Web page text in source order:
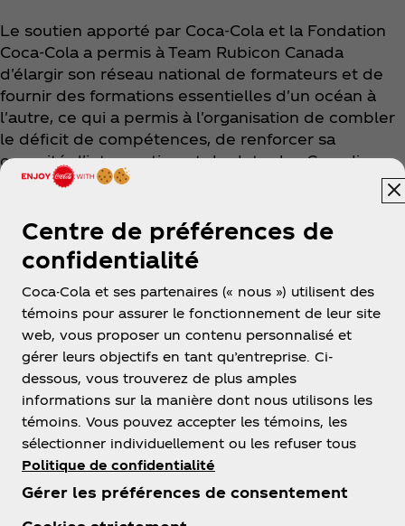
Le soutien apporté par Coca‑Cola et la Fondation
Coca‑Cola a permis à Team Rubicon Canada
d'élargir son réseau national de formateurs et de
fournir des formations essentielles d'un océan à
l'autre, ce qui a permis à l'organisation de combler
le déficit de compétences, de renforcer sa
capacité d'intervention et de doter les Canadiens
des outils nécessaires pour diriger, intervenir et
Pour en savoir plus sur l'impact de Team Rubicon
Canada, rendez-vous sur :
TeamRubicon.ca .
À propos de nous
Centre de préférences de
confidentialité
Coca-Cola et ses partenaires (« nous ») utilisent des
témoins pour assurer le fonctionnement de leur site
web, vous proposer un contenu personnalisé et
gérer leurs objectifs en tant qu’entreprise. Ci-
dessous, vous trouverez de plus amples
informations sur la manière dont nous utilisons les
témoins. Vous pouvez accepter les témoins, les
sélectionner individuellement ou les refuser tous
Politique de confidentialité
Gérer les préférences de consentement